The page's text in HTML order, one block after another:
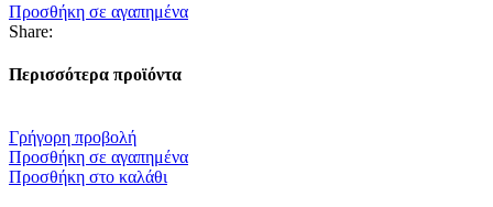
Προσθήκη σε αγαπημένα
Share:
Περισσότερα προϊόντα
Γρήγορη προβολή
Προσθήκη σε αγαπημένα
Προσθήκη στο καλάθι